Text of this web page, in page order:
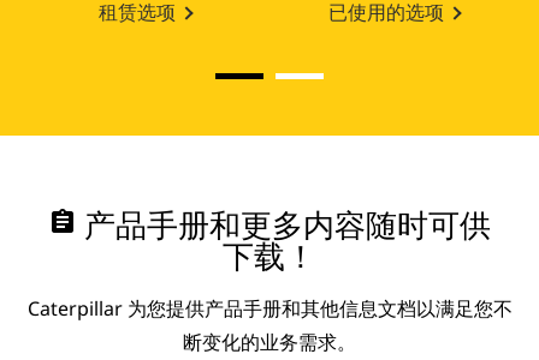
租赁选项 已使用的选项
assignment 产品手册和更多内容随时可供
下载！
Caterpillar 为您提供产品手册和其他信息文档以满足您不
断变化的业务需求。